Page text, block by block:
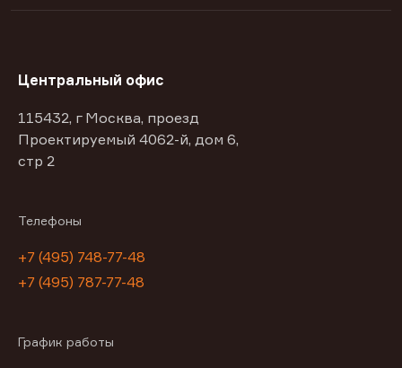
Центральный офис
115432, г Москва, проезд
Проектируемый 4062-й, дом 6,
стр 2
Телефоны
+7 (495) 748-77-48
+7 (495) 787-77-48
График работы